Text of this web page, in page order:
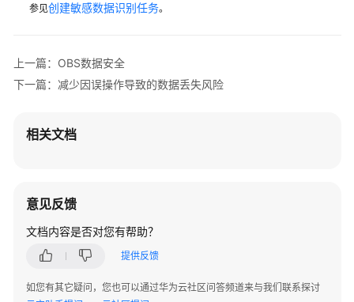
结
事
件
自
OBS
桶
中
的
片
参见创建敏感数据识别任务。
上一篇：OBS数据安全
下一篇：减少因误操作导致的数据丢失风险
相关文档
意见反馈
文档内容是否对您有帮助？
提供反馈
如您有其它疑问，您也可以通过华为云社区问答频道来与我们联系探讨